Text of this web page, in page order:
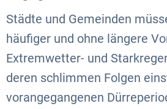
Städte und Gemeinden
häufiger und ohne längere
Extremwetter- und
deren schlimmen Folgen
vorangegangenen